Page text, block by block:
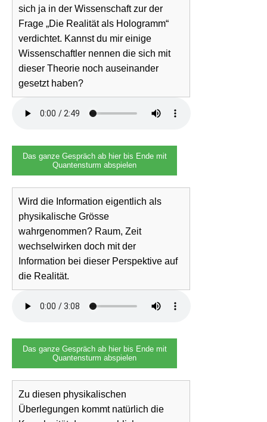
sich ja in der Wissenschaft zur der
Frage „Die Realität als Hologramm“
verdichtet. Kannst du mir einige
Wissenschaftler nennen die sich mit
dieser Theorie noch auseinander
gesetzt haben?
Das ganze Gespräch ab hier bis Ende mit
Quantensturm abspielen
Wird die Information eigentlich als
physikalische Grösse
wahrgenommen? Raum, Zeit
wechselwirken doch mit der
Information bei dieser Perspektive auf
die Realität.
Das ganze Gespräch ab hier bis Ende mit
Quantensturm abspielen
Zu diesen physikalischen
Überlegungen kommt natürlich die